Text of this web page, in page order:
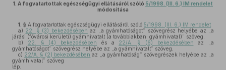
1. A fogvatartottak egészségügyi ellátásáról szóló 5/1998. (III. 6.) IM rendelet
módosítása
1. § A fogvatartottak egészségügyi ellátásáról szóló 5/1998. (III. 6.) IM rendelet
a) 22. § (3) bekezdésében az „a gyámhatóságot” szövegrész helyébe az „a
járási (fővárosi kerületi) gyámhivatalt (a továbbiakban: gyámhivatal)” szöveg,
b)
22. § (4) bekezdésében és a 22/A. § (6) bekezdésében az „a
gyámhatóságot” szövegrész helyébe az „a gyámhivatalt” szöveg,
c) 22/A. § (2) bekezdésében az „a gyámhatóság” szövegrészek helyébe az „a
gyámhivatal” szöveg
lép.